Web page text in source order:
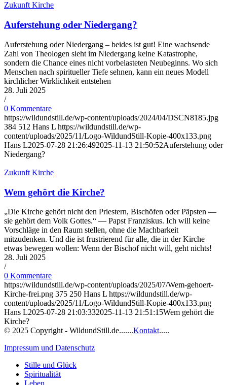
Zukunft Kirche
Auferstehung oder Niedergang?
Auferstehung oder Niedergang – beides ist gut! Eine wachsende
Zahl von Theologen sieht im Niedergang keine Katastrophe,
sondern die Chance eines nicht vorbelasteten Neubeginns. Wo sich
Menschen nach spiritueller Tiefe sehnen, kann ein neues Modell
kirchlicher Wirklichkeit entstehen
28. Juli 2025
/
0 Kommentare
https://wildundstill.de/wp-content/uploads/2024/04/DSCN8185.jpg
384 512 Hans L https://wildundstill.de/wp-
content/uploads/2025/11/Logo-WildundStill-Kopie-400x133.png
Hans L2025-07-28 21:26:492025-11-13 21:50:52Auferstehung oder
Niedergang?
Zukunft Kirche
Wem gehört die Kirche?
„Die Kirche gehört nicht den Priestern, Bischöfen oder Päpsten —
sie gehört dem Volk Gottes.“ — Papst Franziskus. Ich will keine
Vorschläge in den Raum stellen, ohne die Machbarkeit
mitzudenken. Und die ist frustrierend für alle, die in der Kirche
etwas bewegen wollen: Wenn der Bischof nicht will, geht nichts!
28. Juli 2025
/
0 Kommentare
https://wildundstill.de/wp-content/uploads/2025/07/Wem-gehoert-
Kirche-frei.png 375 250 Hans L https://wildundstill.de/wp-
content/uploads/2025/11/Logo-WildundStill-Kopie-400x133.png
Hans L2025-07-28 21:03:332025-11-13 21:51:15Wem gehört die
Kirche?
© 2025 Copyright - WildundStill.de.......Kontakt.....
Impressum und Datenschutz
Stille und Glück
Spiritualität